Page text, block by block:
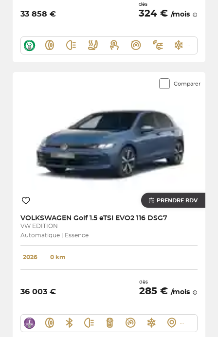
33 858 €
dès
324 € /mois
Comparer
PRENDRE RDV
VOLKSWAGEN Golf 1.5 eTSI EVO2 116 DSG7
VW EDITION
Automatique | Essence
2026 ･ 0 km
36 003 €
dès
285 € /mois